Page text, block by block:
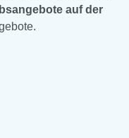
auf der